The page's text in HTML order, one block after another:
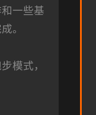
一些基
。
模式，